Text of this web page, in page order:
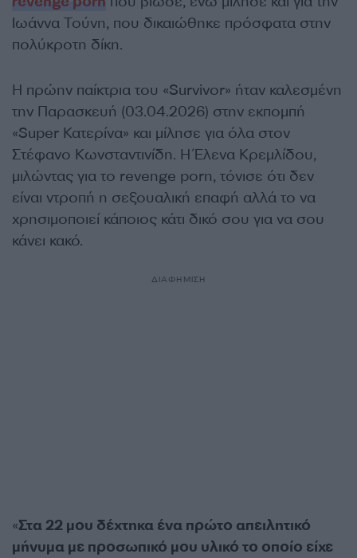
Ιωάννα Τούνη, που δικαιώθηκε πρόσφατα στην
πολύκροτη δίκη.
Η πρώην παίκτρια του «Survivor» ήταν καλεσμένη
την Παρασκευή (03.04.2026) στην εκπομπή
«Super Κατερίνα» και μίλησε για όλα στον
Στέφανο Κωνσταντινίδη. Η Έλενα Κρεμλίδου,
μιλώντας για το revenge porn, τόνισε ότι δεν
είναι ντροπή η σεξουαλική επαφή αλλά το να
χρησιμοποιεί κάποιος κάτι δικό σου για να σου
κάνει κακό.
ΔΙΑΦΗΜΙΣΗ
«Στα 22 μου δέχτηκα ένα πρώτο απειλητικό
μήνυμα με προσωπικό μου υλικό το οποίο είχε